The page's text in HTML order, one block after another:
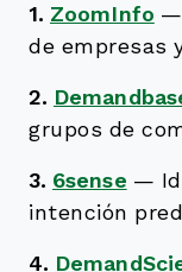
1. ZoomInfo —
de empresas
2.
grupos de
3. 6sense —
intención
4.